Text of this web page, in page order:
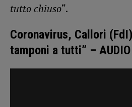
tutto chiuso“.
Coronavirus, Callori
tamponi a tutti” – AUDIO